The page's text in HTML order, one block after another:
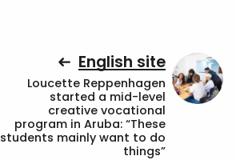
English site
Loucette Reppenhagen
started a mid-level
creative vocational
program in Aruba: “These
students mainly want to do
things”